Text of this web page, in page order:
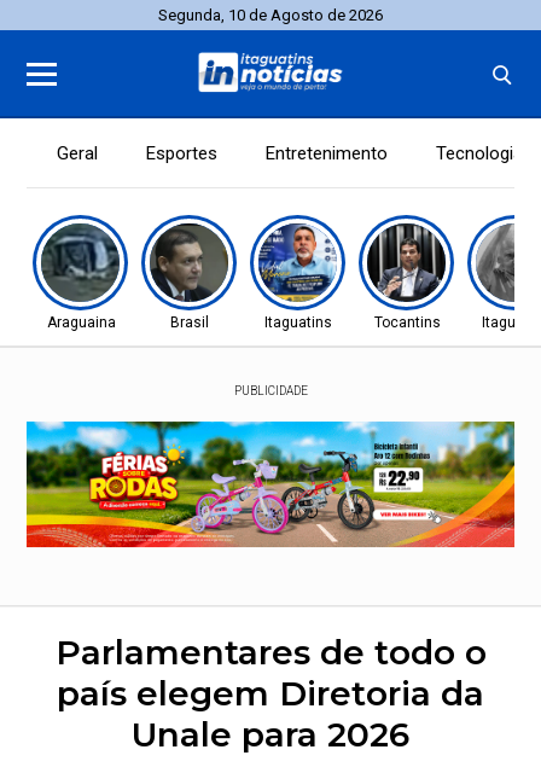
Segunda, 10 de Agosto de 2026
Geral Esportes Entretenimento Tecnologia
Araguaina Brasil Itaguatins Tocantins
PUBLICIDADE
Parlamentares de todo o
país elegem Diretoria da
Unale para 2026